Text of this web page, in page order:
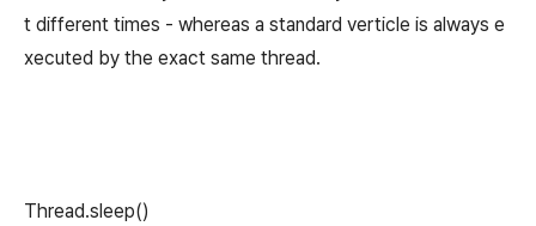
t different times - whereas a standard verticle is always e
xecuted by the exact same thread.
Thread.sleep()